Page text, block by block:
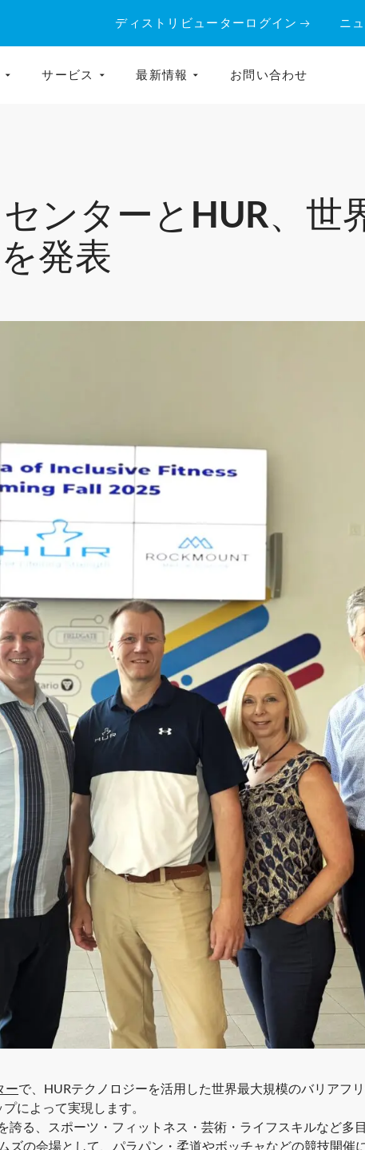
ディストリビューターログイン ニ
サービス 最新情報 お問い合わせ
ンターとHUR、世
発表
ーで、HURテクノロジーを活用した世界最大規模のバリアフ
によって実現します。
る、スポーツ・フィットネス・芸術・ライフスキルなど多
の会場として、パラパン・柔道やボッチャなどの競技開催